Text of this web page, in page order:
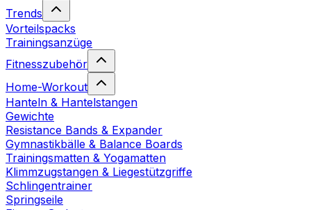
Trends
Vorteilspacks
Trainingsanzüge
Fitnesszubehör
Home-Workout
Hanteln & Hantelstangen
Gewichte
Resistance Bands & Expander
Gymnastikbälle & Balance Boards
Trainingsmatten & Yogamatten
Klimmzugstangen & Liegestützgriffe
Schlingentrainer
Springseile